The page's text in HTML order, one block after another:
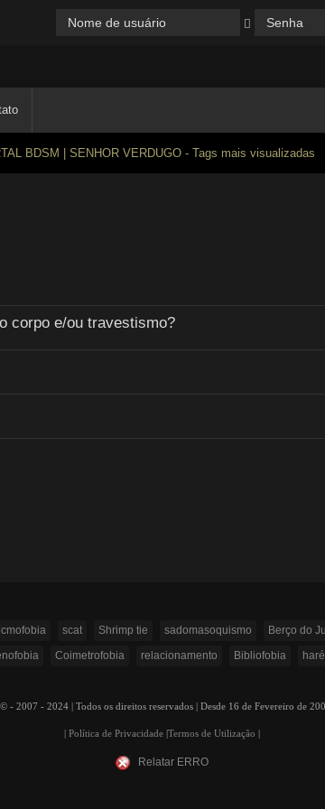
BDSM | SENHOR VERDUGO - Tags mais visualizadas
corpo e/ou travestismo?
scat Shrimp tie sadomasoquismo Berço do
Coimetrofobia relacionamento Bibliofobia
- 2007 - 2024 | Todos os direitos reservados | Desde 16 de Fevereiro de
Política de Privacidade| Termos de Utilização
Relatar ERRO